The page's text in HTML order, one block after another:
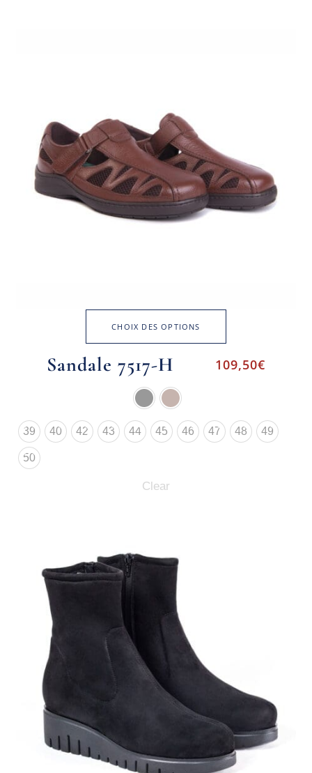
CHOIX DES OPTIONS
Sandale 7517-H 109,50€
39 40 42 43 44 45 46 47 48 49
50
Clear